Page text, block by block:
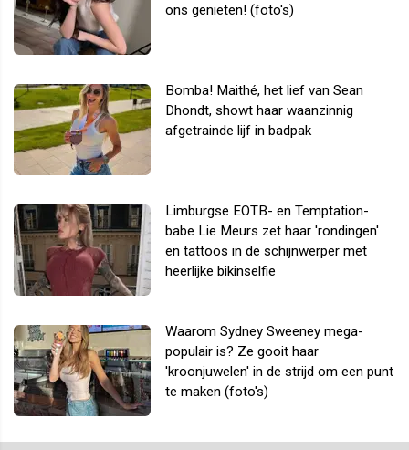
ons genieten! (foto's)
Bomba! Maithé, het lief van Sean
Dhondt, showt haar waanzinnig
afgetrainde lijf in badpak
Limburgse EOTB- en Temptation-
babe Lie Meurs zet haar 'rondingen'
en tattoos in de schijnwerper met
heerlijke bikinselfie
Waarom Sydney Sweeney mega-
populair is? Ze gooit haar
'kroonjuwelen' in de strijd om een punt
te maken (foto's)